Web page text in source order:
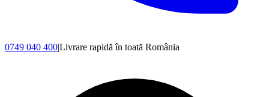
0749 040 400|Livrare rapidă în toată România